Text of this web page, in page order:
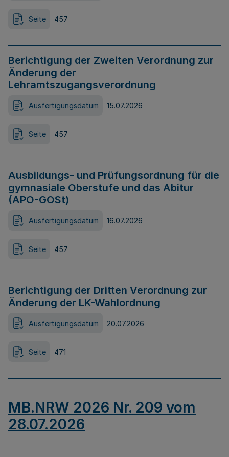
Seite 457
Berichtigung der Zweiten Verordnung zur
Änderung der
Lehramtszugangsverordnung
Ausfertigungsdatum 15.07.2026
Seite 457
Ausbildungs- und Prüfungsordnung für die
gymnasiale Oberstufe und das Abitur
(APO-GOSt)
Ausfertigungsdatum 16.07.2026
Seite 457
Berichtigung der Dritten Verordnung zur
Änderung der LK-Wahlordnung
Ausfertigungsdatum 20.07.2026
Seite 471
MB.NRW 2026 Nr. 209 vom
28.07.2026